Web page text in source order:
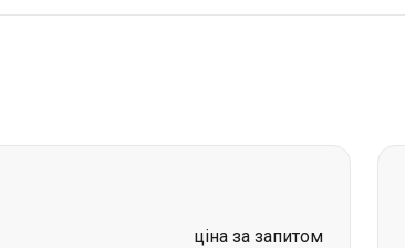
ціна за запитом